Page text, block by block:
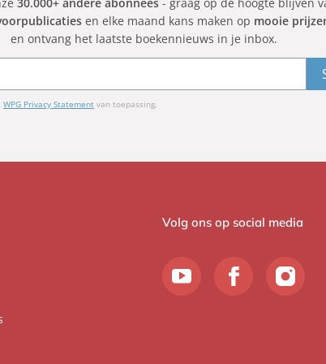
en elke maand kans maken op mooie
en ontvang het laatste boekennieuws in je inbox.
WPG Privacy Statementvan toepassing.
Volg ons op social media